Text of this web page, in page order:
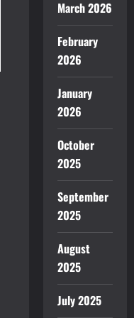
March 2026
February
2026
January
2026
October
2025
September
2025
August
2025
July 2025